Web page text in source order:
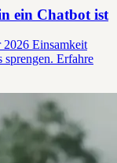
ein Chatbot ist
Einsamkeit
sprengen. Erfahre